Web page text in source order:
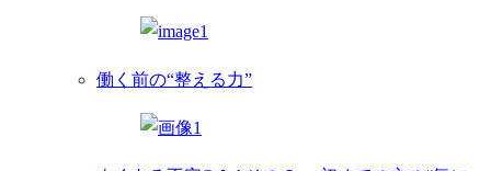
働く前の“整える力”